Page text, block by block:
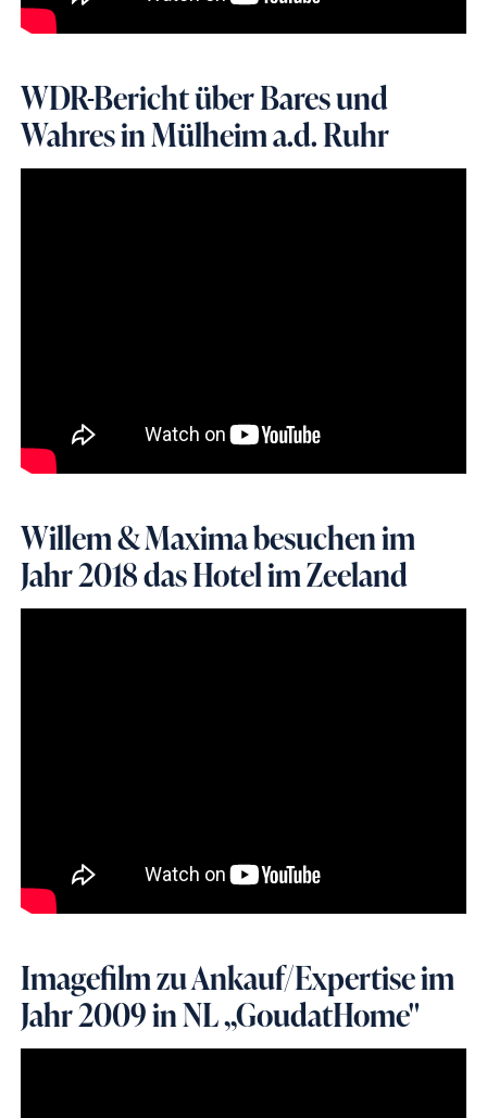
WDR-Bericht über Bares und
Wahres in Mülheim a.d. Ruhr
Willem & Maxima besuchen im
Jahr 2018 das Hotel im Zeeland
Imagefilm zu Ankauf/Expertise im
Jahr 2009 in NL ,,GoudatHome"